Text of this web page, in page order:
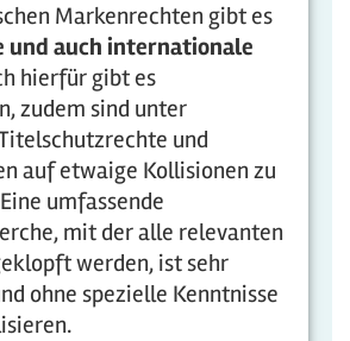
Markenrechten gibt es
und auch internationale
hierfür gibt es
zudem sind unter
und
auf etwaige Kollisionen zu
umfassende
mit der alle relevanten
werden, ist sehr
ohne spezielle Kenntnisse